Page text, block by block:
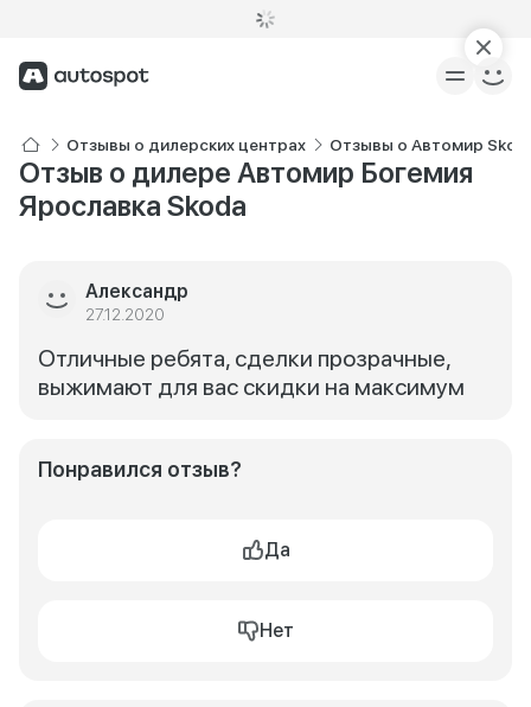
Отзывы о дилерских центрах Отзывы о Автомир
Отзыв о дилере Автомир Богемия
Ярославка Skoda
Александр
27.12.2020
Отличные ребята, сделки прозрачные,
выжимают для вас скидки на максимум
Понравился отзыв?
Да
Нет